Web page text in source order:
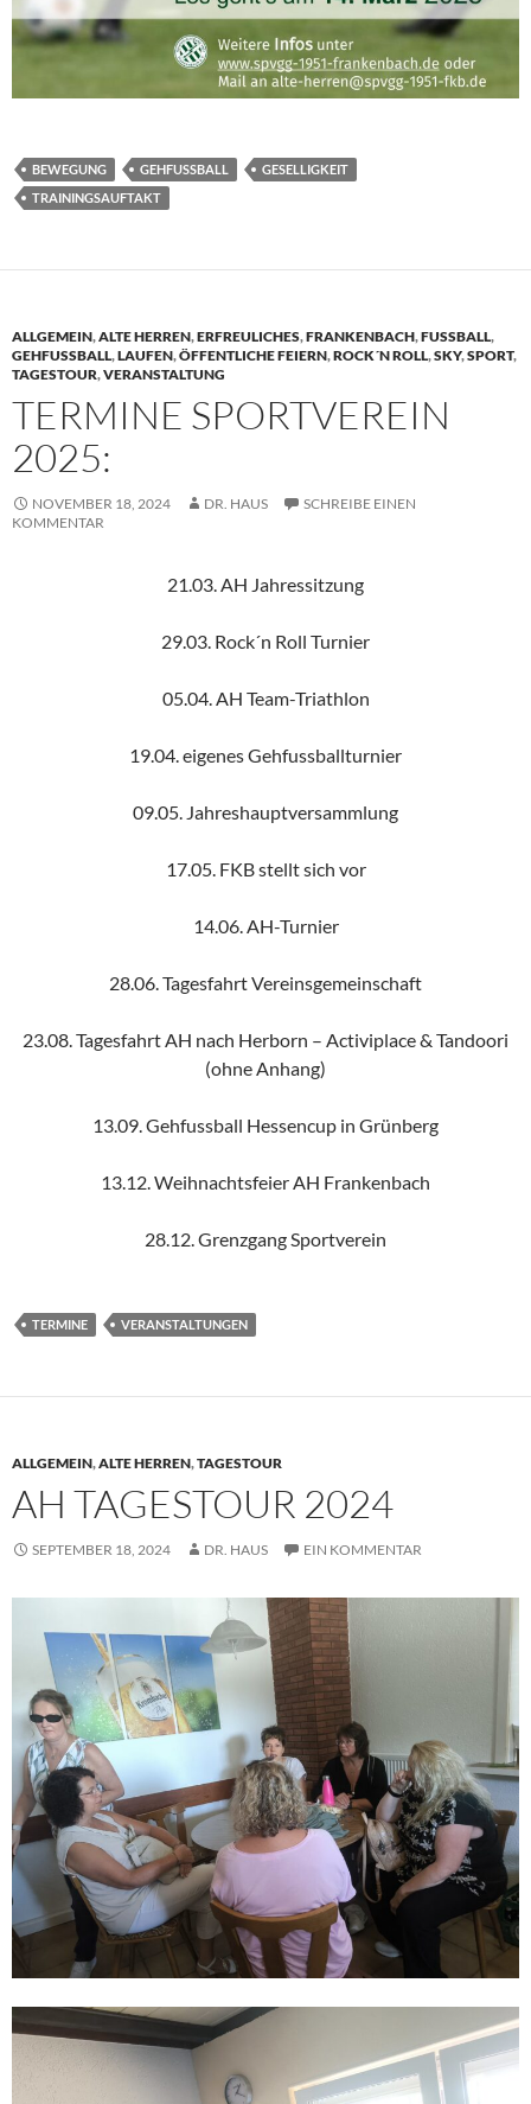
BEWEGUNG GEHFUSSBALL
GESELLIGKEIT
TRAININGSAUFTAKT
ALLGEMEIN,ALTE HERREN,ERFREULICHES,FRANKENBACH,FUSSBALL ,
GEHFUSSBALL,LAUFEN,ÖFFENTLICHE FEIERN,ROCK´N ROLL,SKY,SPORT,
TAGESTOUR,VERANSTALTUNG
TERMINE SPORTVEREIN
2025:
NOVEMBER 18, 2024 DR. HAUS
SCHREIBE EINEN
KOMMENTAR
21.03. AH Jahressitzung
29.03. Rock´n Roll Turnier
05.04. AH Team-Triathlon
19.04. eigenes Gehfussballturnier
09.05. Jahreshauptversammlung
17.05. FKB stellt sich vor
14.06. AH-Turnier
28.06. Tagesfahrt Vereinsgemeinschaft
23.08. Tagesfahrt AH nach Herborn – Activiplace & Tandoori
(ohne Anhang)
13.09. Gehfussball Hessencup in Grünberg
13.12. Weihnachtsfeier AH Frankenbach
28.12. Grenzgang Sportverein
TERMINE VERANSTALTUNGEN
ALLGEMEIN,ALTE HERREN,TAGESTOUR
AH TAGESTOUR 2024
SEPTEMBER 18, 2024 DR. HAUS EIN KOMMENTAR